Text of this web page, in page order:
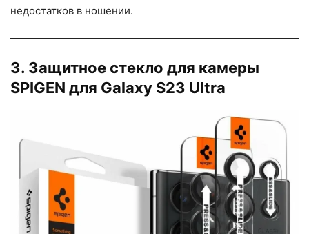
недостатков в ношении.
3. Защитное стекло для камеры
SPIGEN для Galaxy S23 Ultra